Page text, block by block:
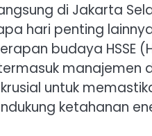
di Jakarta
hari penting
budaya HSSE
untuk
ketahanan